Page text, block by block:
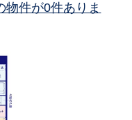
件が0件ありま